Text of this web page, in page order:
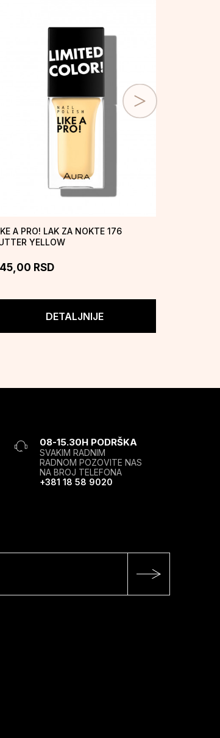
A PRO! LAK ZA NOKTE 176
BUTTER YELLOW
DETALJNIJE
RSD
08-15.30H PODRŠKA
SVAKIM RADNIM
RADNOM POZOVITE NAS
NA BROJ TELEFONA
+381 18 58 9020